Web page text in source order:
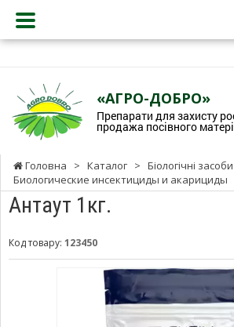
«АГРО-ДОБРО»
Препарати для захисту
продажа посівного
Головна > Каталог > Біологічні
Биологические инсектициды и акарициды
Антаут 1кг.
Код товару: 123450